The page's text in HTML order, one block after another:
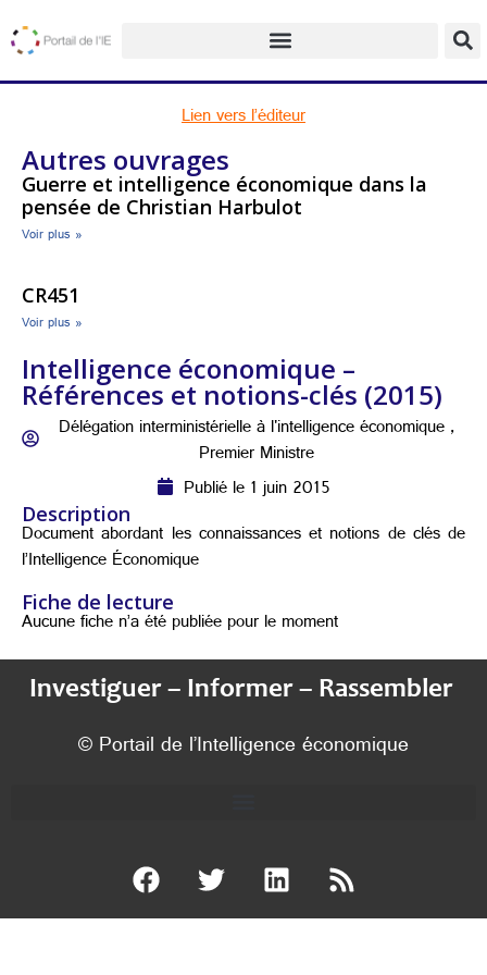
Lien vers l’éditeur
Autres ouvrages
Guerre et intelligence économique dans la
pensée de Christian Harbulot
Voir plus »
CR451
Voir plus »
Intelligence économique –
Références et notions-clés (2015)
Délégation interministérielle à l'intelligence économique ,
Premier Ministre
Publié le 1 juin 2015
Description
Document abordant les connaissances et notions de clés de
l’Intelligence Économique
Fiche de lecture
Aucune fiche n’a été publiée pour le moment
Investiguer – Informer – Rassembler
© Portail de l’Intelligence économique